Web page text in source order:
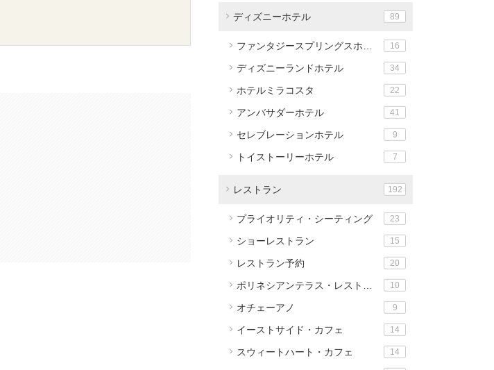
ディズニーホテル 89
ファンタジースプリングスホテル 16
ディズニーランドホテル 34
ホテルミラコスタ 22
アンバサダーホテル 41
セレブレーションホテル 9
トイストーリーホテル 7
レストラン 192
プライオリティ・シーティング 23
ショーレストラン 15
レストラン予約 20
ポリネシアンテラス・レストラン 10
オチェーアノ 9
イーストサイド・カフェ 14
スウィートハート・カフェ 14